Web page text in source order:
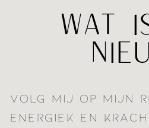
VOLG MIJ OP MIJN
ENERGIEK EN
WAT